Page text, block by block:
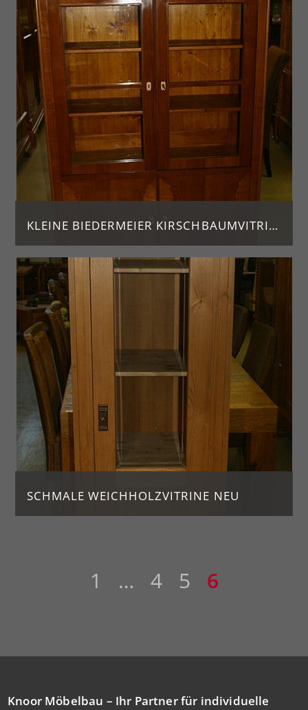
H. 134, Br. 94, T. 50
Preis: 1.450 €
KLEINE BIEDERMEIER KIRSCHBAUMVITRINE
Jahrgang ca. 1840
H. 168, Br. 109, T. 38
Preis: 2.450 €
SCHMALE WEICHHOLZVITRINE NEU
1 … 4 5 6
Knoor Möbelbau – Ihr Partner für individuelle